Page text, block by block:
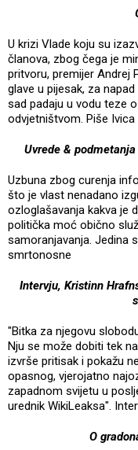
U krizi Vlade koju su
članova, zbog čega je
pritvoru, premijer Andrej
glave u pijesak, za
sad padaju u vodu teze
odvjetništvom. Piše
Uvrede &
Uzbuna zbog curenja
što je vlast nenadano
ozloglašavanja kakva je
politička moć obično
samoranjavanja. Jedina
smrtonosne
Intervju, Kristinn
"Bitka za njegovu
Nju se može dobiti tek
izvrše pritisak i pokažu
opasnog, vjerojatno
zapadnom svijetu u
urednik WikiLeaksa".
O